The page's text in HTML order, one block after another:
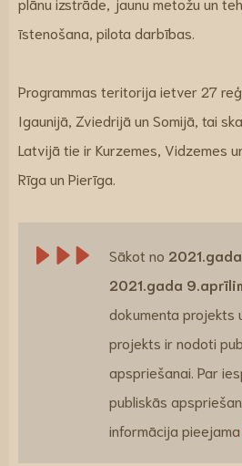
īstenošana, pilota darbības.
Programmas teritorija ietver 27
Igaunijā, Zviedrijā un Somijā, tai
Latvijā tie ir Kurzemes, Vidzemes
Rīga un Pierīga.
Sākot no
2021.gada
dokumenta projekts
projekts ir nodoti
apspriešanai. Par
publiskās
informācija pieejama